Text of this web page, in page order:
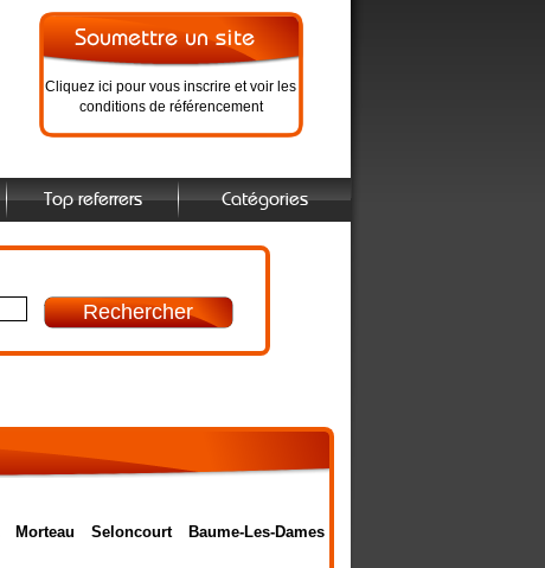
Cliquez ici pour vous inscrire et voir les
conditions de référencement
Top referrers Catégories
Morteau Seloncourt
Baume-Les-Dames